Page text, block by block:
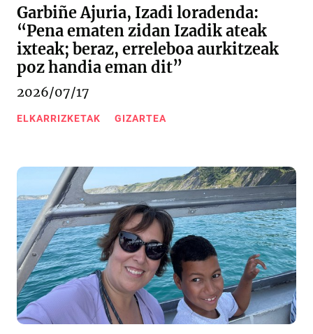
Garbiñe Ajuria, Izadi loradenda:
“Pena ematen zidan Izadik ateak
ixteak; beraz, erreleboa aurkitzeak
poz handia eman dit”
2026/07/17
ELKARRIZKETAK GIZARTEA